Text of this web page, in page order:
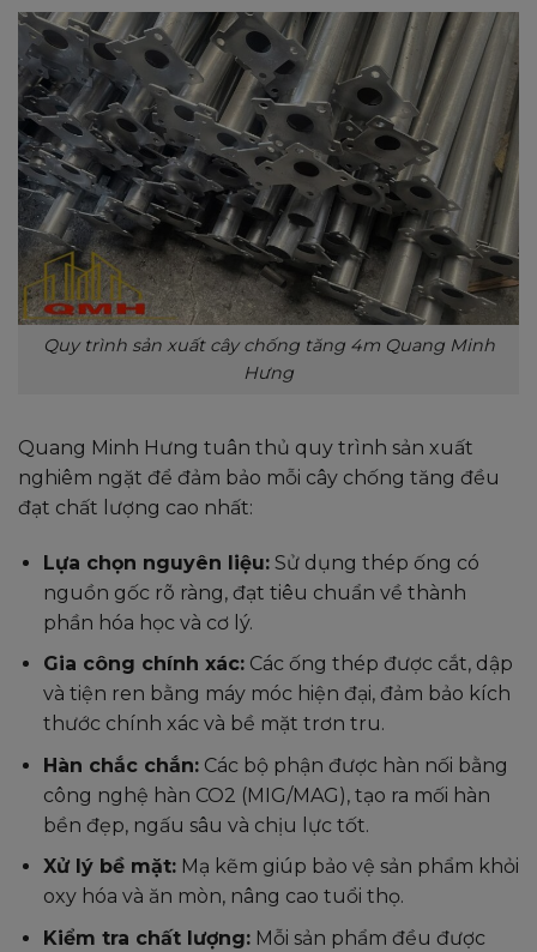
Quy trình sản xuất cây chống tăng 4m Quang Minh
Hưng
Quang Minh Hưng tuân thủ quy trình sản xuất
nghiêm ngặt để đảm bảo mỗi cây chống tăng đều
đạt chất lượng cao nhất:
Lựa chọn nguyên liệu:Sử dụng thép ống có
nguồn gốc rõ ràng, đạt tiêu chuẩn về thành
phần hóa học và cơ lý.
Gia công chính xác:Các ống thép được cắt, dập
và tiện ren bằng máy móc hiện đại, đảm bảo kích
thước chính xác và bề mặt trơn tru.
Hàn chắc chắn:Các bộ phận được hàn nối bằng
công nghệ hàn CO2 (MIG/MAG), tạo ra mối hàn
bền đẹp, ngấu sâu và chịu lực tốt.
Xử lý bề mặt:Mạ kẽm giúp bảo vệ sản phẩm khỏi
oxy hóa và ăn mòn, nâng cao tuổi thọ.
Kiểm tra chất lượng:Mỗi sản phẩm đều được